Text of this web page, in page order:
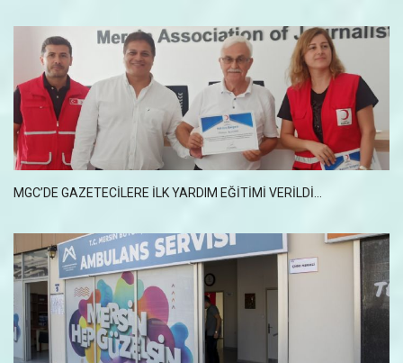
MGC’DE GAZETECILERE ILK YARDIM EĞITIMI VERILDI…